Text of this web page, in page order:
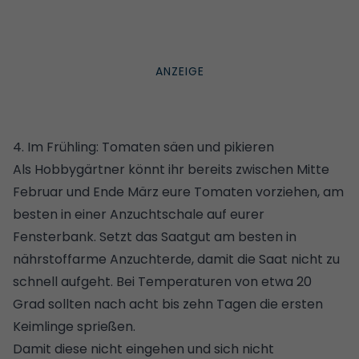
4. Im Frühling: Tomaten säen und pikieren
Als Hobbygärtner könnt ihr bereits zwischen Mitte
Februar und Ende März eure Tomaten vorziehen, am
besten in einer Anzuchtschale auf eurer
Fensterbank. Setzt das Saatgut am besten in
nährstoffarme Anzuchterde, damit die Saat nicht zu
schnell aufgeht. Bei Temperaturen von etwa 20
Grad sollten nach acht bis zehn Tagen die ersten
Keimlinge sprießen.
Damit diese nicht eingehen und sich nicht